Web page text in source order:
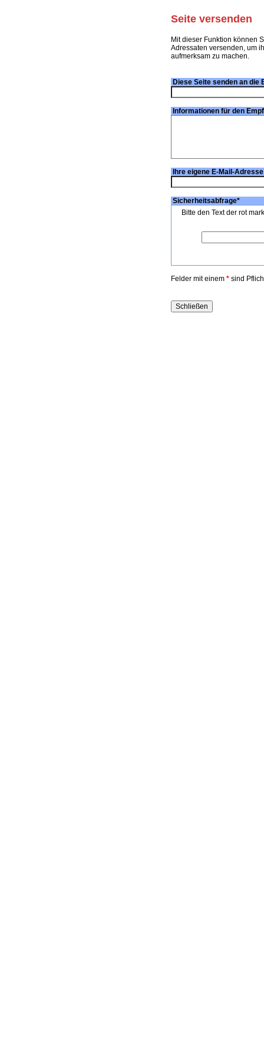
Seite versenden
Mit dieser Funktion können
Adressaten versenden, um
aufmerksam zu machen.
Diese Seite senden an die
Informationen für den
Ihre eigene E-Mail-
Sicherheitsabfrage*
Bitte den Text der rot
Felder mit einem * sind